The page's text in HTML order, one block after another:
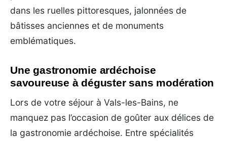
dans les ruelles pittoresques, jalonnées de
bâtisses anciennes et de monuments
emblématiques.
Une gastronomie ardéchoise
savoureuse à déguster sans modération
Lors de votre séjour à Vals-les-Bains, ne
manquez pas l’occasion de goûter aux délices de
la gastronomie ardéchoise. Entre spécialités